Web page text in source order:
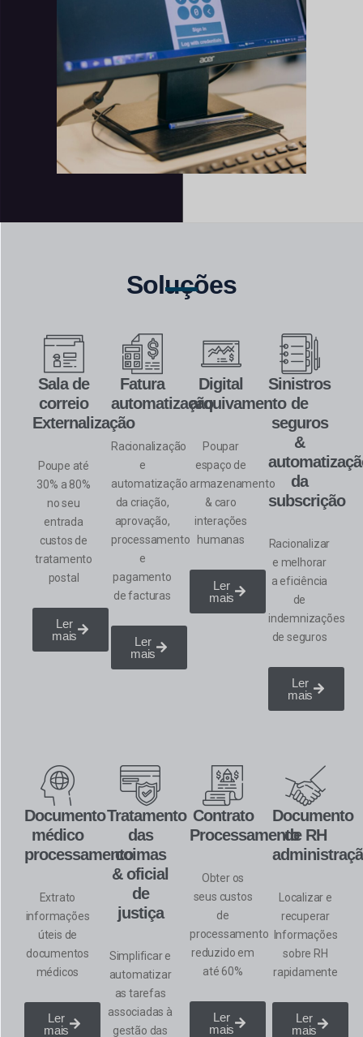
Soluções
Sala de
correio
Externalização
Poupe até
30% a 80%
no seu
entrada
custos de
tratamento
postal
Ler
mais
Fatura
automatização
Racionalização
e
automatização
da criação,
aprovação,
processamento
e
pagamento
de facturas
Ler
mais
Digital
arquivamento
Poupar
espaço de
armazenamento
& caro
interações
humanas
Ler
mais
Sinistros
de
seguros
&
da
subscrição
Racionalizar
e melhorar
a eficiência
de
indemnizações
de seguros
Ler
mais
Documento
médico
processamento
Extrato
informações
úteis de
documentos
médicos
Ler
mais
Tratamento
das
coimas
& oficial
de
justiça
Simplificar e
automatizar
as tarefas
associadas à
gestão das
Contrato
Processamento
Obter os
seus custos
de
processamento
reduzido em
até 60%
Ler
mais
Documento
de RH
Localizar e
recuperar
Informações
sobre RH
rapidamente
Ler
mais